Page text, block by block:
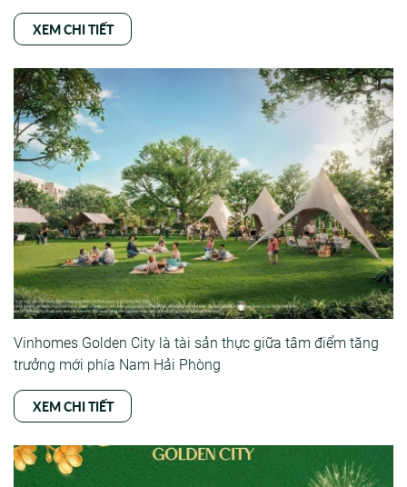
XEM CHI TIẾT
Vinhomes Golden City là tài sản thực giữa tâm điểm tăng
trưởng mới phía Nam Hải Phòng
XEM CHI TIẾT